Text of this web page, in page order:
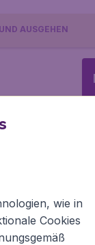
AUSGEHEN
wie in
Cookies